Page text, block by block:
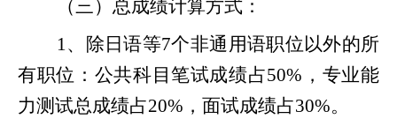
（三）总成绩计算方式：
1、除日语等7个非通用语职位以外的所
有职位：公共科目笔试成绩占50%，专业能
力测试总成绩占20%，面试成绩占30%。